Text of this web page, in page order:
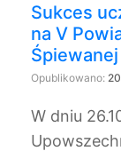
Sukces
na V
Opublikowano:
W dniu